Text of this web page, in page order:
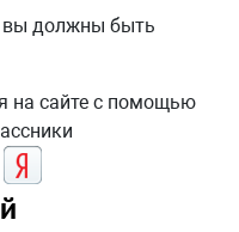
вы должны быть
на сайте с помощью